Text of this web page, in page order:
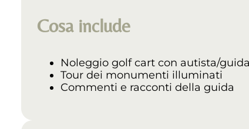
Cosa include
Noleggio golf cart con autista/
Tour dei monumenti illuminati
Commenti e racconti della guida